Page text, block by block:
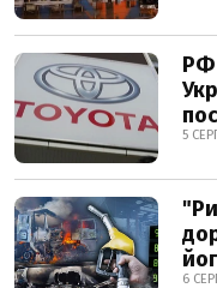
РФ
5
6